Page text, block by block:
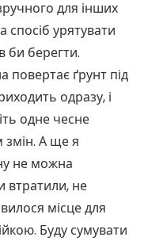
для інших
урятувати
би берегти.
повертає ґрунт під
одразу, і
одне чесне
змін. А ще я
не можна
втратили, не
місце для
Буду сумувати